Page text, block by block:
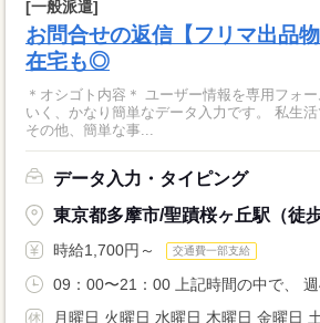
[一般派遣]
お問合せの返信【フリマ出品物
在宅も◎
＊オシゴト内容＊ ユーザー情報を専用フォームに そのまま入力して
いく、かなり簡単なデータ入力です。 私生
その他、簡単な事...
データ入力・タイピング
東京都多摩市/聖蹟桜ヶ丘駅（徒歩
時給1,700円～ 交通費一部支給
09：00〜21：00 上記時間の中で、 週
月曜日 火曜日 水曜日 木曜日 金曜日